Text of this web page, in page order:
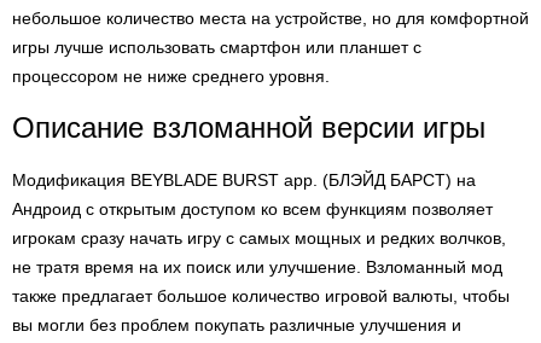
небольшое количество места на устройстве, но для комфортной
игры лучше использовать смартфон или планшет с
процессором не ниже среднего уровня.
Описание взломанной версии игры
Модификация BEYBLADE BURST app. (БЛЭЙД БАРСТ) на
Андроид с открытым доступом ко всем функциям позволяет
игрокам сразу начать игру с самых мощных и редких волчков,
не тратя время на их поиск или улучшение. Взломанный мод
также предлагает большое количество игровой валюты, чтобы
вы могли без проблем покупать различные улучшения и